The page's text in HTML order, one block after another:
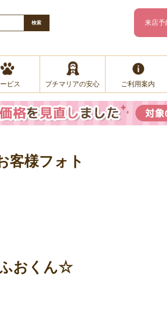
検索 来店予
ビス プチマリアの安心 ご利用案内
客様フォト
おくん☆